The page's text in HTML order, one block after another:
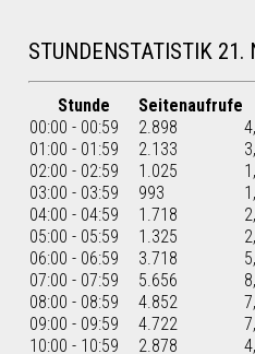
STUNDENSTATISTIK 21.
Stunde Seitenaufrufe
00:00 - 00:59
2.898
01:00 - 01:59
2.133
02:00 - 02:59
1.025
03:00 - 03:59
993
04:00 - 04:59
1.718
05:00 - 05:59
1.325
06:00 - 06:59
3.718
07:00 - 07:59
5.656
08:00 - 08:59
4.852
09:00 - 09:59
4.722
10:00 - 10:59
2.878